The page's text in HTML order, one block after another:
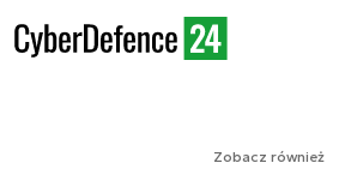
Zobacz również